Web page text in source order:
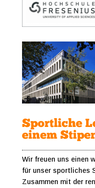
Sportliche
einem
Wir freuen uns einen
für unser sportliches
Zusammen mit der